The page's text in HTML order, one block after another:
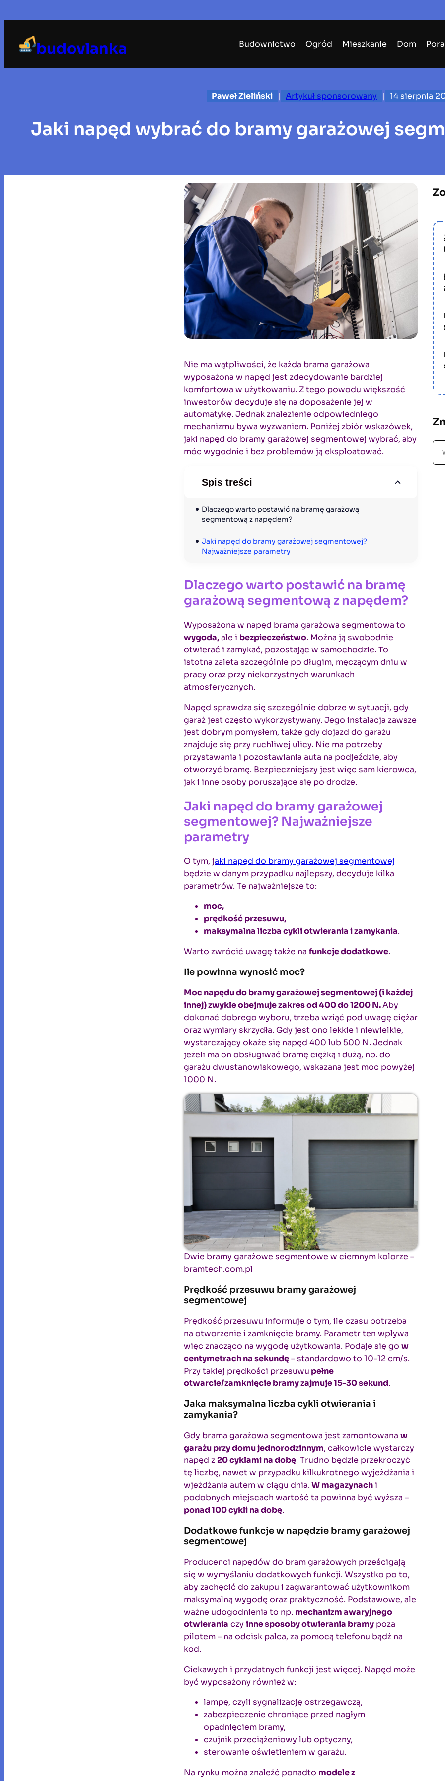
do
budovlanka Budownictwo Ogród Mieszkanie Dom
Paweł Zieliński | Artykuł sponsorowany | 14 sierpnia
Jaki napęd wybrać do bramy garażowej
Nie ma wątpliwości, że każda brama garażowa
wyposażona w napęd jest zdecydowanie bardziej
komfortowa w użytkowaniu. Z tego powodu większość
inwestorów decyduje się na doposażenie jej w
automatykę. Jednak znalezienie odpowiedniego
mechanizmu bywa wyzwaniem. Poniżej zbiór wskazówek,
jaki napęd do bramy garażowej segmentowej wybrać, aby
móc wygodnie i bez problemów ją eksploatować.
Spis treści
Dlaczego warto postawić na bramę garażową
segmentową z napędem?
Jaki napęd do bramy garażowej segmentowej?
Najważniejsze parametry
Dlaczego warto postawić na bramę
garażową segmentową z napędem?
Wyposażona w napęd brama garażowa segmentowa to
wygoda,ale i bezpieczeństwo. Można ją swobodnie
otwierać i zamykać, pozostając w samochodzie. To
istotna zaleta szczególnie po długim, męczącym dniu w
pracy oraz przy niekorzystnych warunkach
atmosferycznych.
Napęd sprawdza się szczególnie dobrze w sytuacji, gdy
garaż jest często wykorzystywany. Jego instalacja zawsze
jest dobrym pomysłem, także gdy dojazd do garażu
znajduje się przy ruchliwej ulicy. Nie ma potrzeby
przystawania i pozostawiania auta na podjeździe, aby
otworzyć bramę. Bezpieczniejszy jest więc sam kierowca,
jak i inne osoby poruszające się po drodze.
Jaki napęd do bramy garażowej
segmentowej? Najważniejsze
parametry
O tym, jaki napęd do bramy garażowej segmentowej
będzie w danym przypadku najlepszy, decyduje kilka
parametrów. Te najważniejsze to:
moc,
prędkość przesuwu,
maksymalna liczba cykli otwierania i zamykania.
Warto zwrócić uwagę także na funkcje dodatkowe.
Ile powinna wynosić moc?
Moc napędu do bramy garażowej segmentowej (i każdej
innej) zwykle obejmuje zakres od 400 do 1200 N.Aby
dokonać dobrego wyboru, trzeba wziąć pod uwagę ciężar
oraz wymiary skrzydła. Gdy jest ono lekkie i niewielkie,
wystarczający okaże się napęd 400 lub 500 N. Jednak
jeżeli ma on obsługiwać bramę ciężką i dużą, np. do
garażu dwustanowiskowego, wskazana jest moc powyżej
1000 N.
Dwie bramy garażowe segmentowe w ciemnym kolorze –
bramtech.com.pl
Prędkość przesuwu bramy garażowej
segmentowej
Prędkość przesuwu informuje o tym, ile czasu potrzeba
na otworzenie i zamknięcie bramy. Parametr ten wpływa
więc znacząco na wygodę użytkowania. Podaje się go w
centymetrach na sekundę– standardowo to 10-12 cm/s.
Przy takiej prędkości przesuwu pełne
otwarcie/zamknięcie bramy zajmuje 15-30 sekund.
Jaka maksymalna liczba cykli otwierania i
zamykania?
Gdy brama garażowa segmentowa jest zamontowana w
garażu przy domu jednorodzinnym, całkowicie wystarczy
napęd z20 cyklami na dobę. Trudno będzie przekroczyć
tę liczbę, nawet w przypadku kilkukrotnego wyjeżdżania i
wjeżdżania autem w ciągu dnia.W magazynachi
podobnych miejscach wartość ta powinna być wyższa –
ponad 100 cykli na dobę.
Dodatkowe funkcje w napędzie bramy garażowej
segmentowej
Producenci napędów do bram garażowych prześcigają
się w wymyślaniu dodatkowych funkcji. Wszystko po to,
aby zachęcić do zakupu i zagwarantować użytkownikom
maksymalną wygodę oraz praktyczność. Podstawowe, ale
ważne udogodnienia to np. mechanizm awaryjnego
otwierania czyinne sposoby otwierania bramy poza
pilotem – na odcisk palca, za pomocą telefonu bądź na
kod.
Ciekawych i przydatnych funkcji jest więcej. Napęd może
być wyposażony również w:
lampę, czyli sygnalizację ostrzegawczą,
zabezpieczenie chroniące przed nagłym
opadnięciem bramy,
czujnik przeciążeniowy lub optyczny,
sterowanie oświetleniem w garażu.
Na rynku można znaleźć ponadto modele z
S